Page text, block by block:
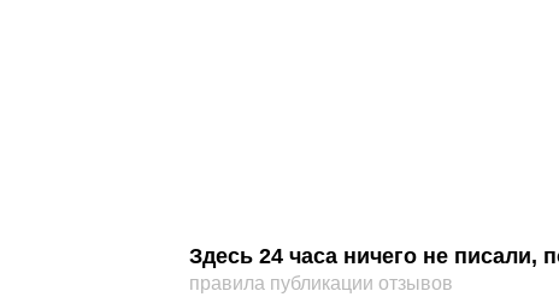
Здесь 24 часа ничего не писали,
правила публикации отзывов